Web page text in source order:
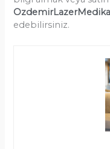
edebilirsiniz.